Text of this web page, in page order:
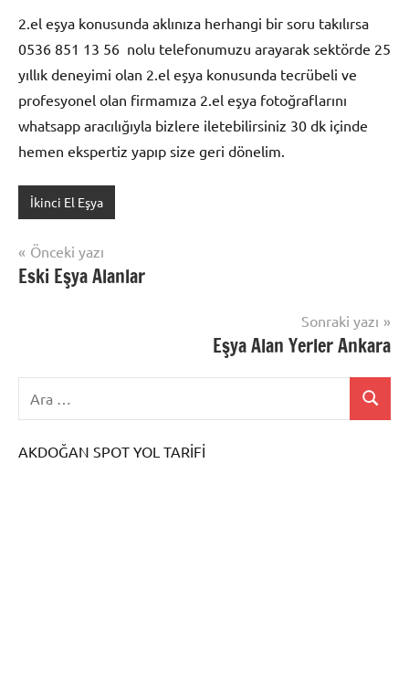
2.el eşya konusunda aklınıza herhangi bir soru takılırsa
0536 851 13 56 nolu telefonumuzu arayarak sektörde 25
yıllık deneyimi olan 2.el eşya konusunda tecrübeli ve
profesyonel olan firmamıza 2.el eşya fotoğraflarını
whatsapp aracılığıyla bizlere iletebilirsiniz 30 dk içinde
hemen ekspertiz yapıp size geri dönelim.
İkinci El Eşya
Yazı
gezinmesi
Önceki yazı
Eski Eşya Alanlar
Sonraki yazı
Eşya Alan Yerler Ankara
AKDOĞAN SPOT YOL TARİFİ